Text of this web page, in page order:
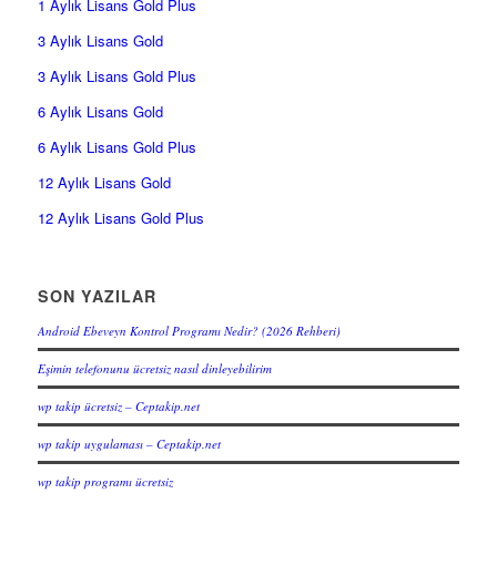
1 Aylık Lisans Gold Plus
3 Aylık Lisans Gold
3 Aylık Lisans Gold Plus
6 Aylık Lisans Gold
6 Aylık Lisans Gold Plus
12 Aylık Lisans Gold
12 Aylık Lisans Gold Plus
SON YAZILAR
Android Ebeveyn Kontrol Programı Nedir? (2026 Rehberi)
Eşimin telefonunu ücretsiz nasıl dinleyebilirim
wp takip ücretsiz – Ceptakip.net
wp takip uygulaması – Ceptakip.net
wp takip programı ücretsiz